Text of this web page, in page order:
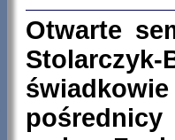
Otwarte